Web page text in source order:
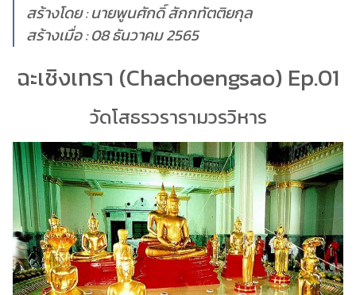
สร้างโดย : นายพูนศักดิ์ สักกทัตติยกุล
สร้างเมื่อ : 08 ธันวาคม 2565
ฉะเชิงเทรา (Chachoengsao) Ep.01
วัดโสธรวรารามวรวิหาร